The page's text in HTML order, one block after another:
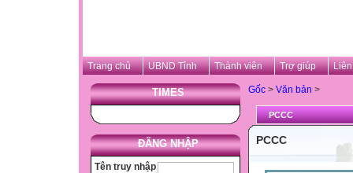
Trang chủ UBND Tỉnh Thành viên Trợ giúp
TIMES
ĐĂNG NHẬP
Tên truy nhập
Gốc > Văn bản >
PCCC
PCCC